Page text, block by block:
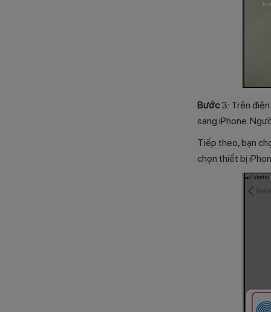
Bước3: Trên điện
sang iPhone.
Tiếp theo, bạn
chọn thiết bị